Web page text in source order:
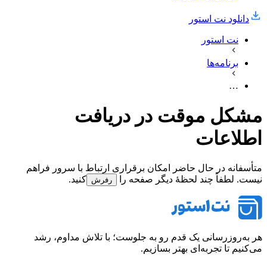
دانلود نت‌ استور
نت استور
برنامه‌ها
…
مشکل موقت در دریافت
اطلاعات
متأسفانه در حال حاضر امکان برقراری ارتباط با سرور فراهم
نیست. لطفاً چند لحظهٔ دیگر صفحه را
رفرش کنید.
هر به‌روزرسانی یک قدم رو به جلوست؛ با تلاش مداوم، رشد
می‌کنیم تا تجربه‌ای بهتر بسازیم.